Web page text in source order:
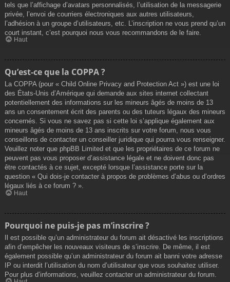
tels que l’affichage d’avatars personnalisés, l’utilisation de la messagerie
privée, l’envoi de courriers électroniques aux autres utilisateurs,
l’adhésion à un groupe d’utilisateurs, etc. L’inscription ne vous prend qu’un
court instant, c’est pourquoi nous vous recommandons de le faire.
Haut
Qu’est-ce que la COPPA ?
La COPPA (pour « Child Online Privacy and Protection Act ») est une loi
des États-Unis d’Amérique qui demande aux sites internet collectant
potentiellement des informations sur les mineurs âgés de moins de 13
ans un consentement écrit des parents ou des tuteurs légaux des mineurs
concernés. Si vous ne savez pas si cette loi s’applique également aux
mineurs âgés de moins de 13 ans inscrits sur votre forum, nous vous
conseillons de contacter un conseiller juridique qui pourra vous renseigner.
Veuillez noter que phpBB Limited et que les propriétaires de ce forum ne
peuvent pas vous proposer d’assistance légale et ne doivent donc pas
être contactés à ce sujet, excepté lorsque l’assistance porte sur la
question « Qui dois-je contacter à propos de problèmes d’abus ou d’ordres
légaux liés à ce forum ? ».
Haut
Pourquoi ne puis-je pas m’inscrire ?
Il est possible qu’un administrateur du forum ait désactivé les inscriptions
afin d’empêcher les nouveaux visiteurs de s’inscrire. De même, il est
également possible qu’un administrateur du forum ait banni votre adresse
IP ou interdit l’utilisation du nom d’utilisateur que vous souhaitez utiliser.
Pour plus d’informations, veuillez contacter un administrateur du forum.